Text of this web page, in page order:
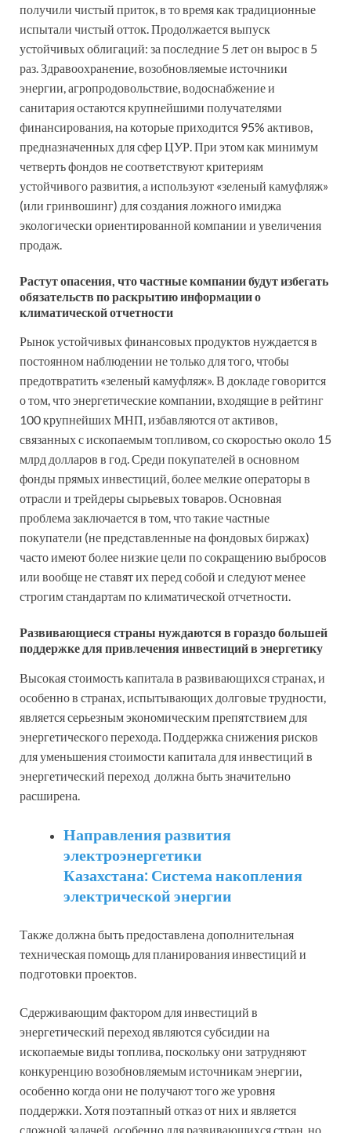
получили чистый приток, в то время как традиционные
испытали чистый отток. Продолжается выпуск
устойчивых облигаций: за последние 5 лет он вырос в 5
раз. Здравоохранение, возобновляемые источники
энергии, агропродовольствие, водоснабжение и
санитария остаются крупнейшими получателями
финансирования, на которые приходится 95% активов,
предназначенных для сфер ЦУР. При этом как минимум
четверть фондов не соответствуют критериям
устойчивого развития, а используют «зеленый камуфляж»
(или гринвошинг) для создания ложного имиджа
экологически ориентированной компании и увеличения
продаж.
Растут опасения, что частные компании будут избегать
обязательств по раскрытию информации о
климатической отчетности
Рынок устойчивых финансовых продуктов нуждается в
постоянном наблюдении не только для того, чтобы
предотвратить «зеленый камуфляж». В докладе говорится
о том, что энергетические компании, входящие в рейтинг
100 крупнейших МНП, избавляются от активов,
связанных с ископаемым топливом, со скоростью около 15
млрд долларов в год. Среди покупателей в основном
фонды прямых инвестиций, более мелкие операторы в
отрасли и трейдеры сырьевых товаров. Основная
проблема заключается в том, что такие частные
покупатели (не представленные на фондовых биржах)
часто имеют более низкие цели по сокращению выбросов
или вообще не ставят их перед собой и следуют менее
строгим стандартам по климатической отчетности.
Развивающиеся страны нуждаются в гораздо большей
поддержке для привлечения инвестиций в энергетику
Высокая стоимость капитала в развивающихся странах, и
особенно в странах, испытывающих долговые трудности,
является серьезным экономическим препятствием для
энергетического перехода. Поддержка снижения рисков
для уменьшения стоимости капитала для инвестиций в
энергетический переход должна быть значительно
расширена.
Направления развития
электроэнергетики
Казахстана: Система накопления
электрической энергии
Также должна быть предоставлена дополнительная
техническая помощь для планирования инвестиций и
подготовки проектов.
Сдерживающим фактором для инвестиций в
энергетический переход являются субсидии на
ископаемые виды топлива, поскольку они затрудняют
конкуренцию возобновляемым источникам энергии,
особенно когда они не получают того же уровня
поддержки. Хотя поэтапный отказ от них и является
сложной задачей, особенно для развивающихся стран, но